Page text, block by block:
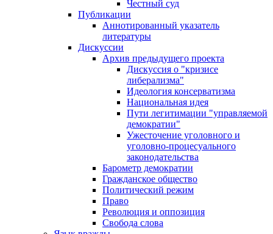
Честный суд
Публикации
Аннотированный указатель
литературы
Дискуссии
Архив предыдущего проекта
Дискуссия о "кризисе
либерализма"
Идеология консерватизма
Национальная идея
Пути легитимации "управляемой
демократии"
Ужесточение уголовного и
уголовно-процесуального
законодательства
Барометр демократии
Гражданское общество
Политический режим
Право
Революция и оппозиция
Свобода слова